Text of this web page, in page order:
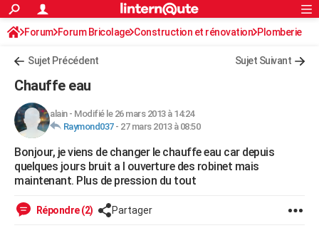
ACTUALITÉS
Politique
Société
Faits Divers
Education
Monde
Villes
+
FINANCE
Retraite
Impôts
Epargne
Immobilier
Risques naturels par ville
Banque
Assurance
Crédit
AUTO
Essais
Réserver un essai
Citadines
Berlines
SUV
Forum auto
+HIGH-TECH
Mobiles
Meilleur smartphone
Internet
Ordinateurs
Jeux vidéo
Guide high-tech
+
Forum
Aménagement intérieur
Extérieur
Cuisine
Salle de bains
Jardinage
Rangement
WEEK-END
Rechercher
S'inscrire
Connexion
Forum Forum Bricolage Construction et rénovation Plomberie
Sujet Précédent Sujet Suivant
Chauffe eau
alain- Modifié le 26 mars 2013 à 14:24
Raymond037- 27 mars 2013 à 08:50
Bonjour, je viens de changer le chauffe eau car depuis
quelques jours bruit a l ouverture des robinet mais
maintenant. Plus de pression du tout
Répondre (2) Partager